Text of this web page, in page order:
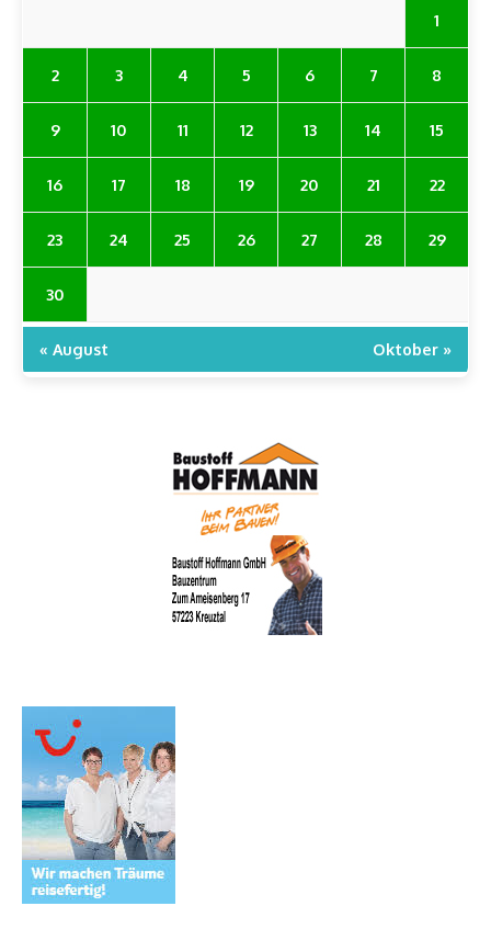
1
2 3 4 5 6 7 8
9 10 11 12 13 14 15
16 17 18 19 20 21 22
23 24 25 26 27 28 29
30
« August Oktober »